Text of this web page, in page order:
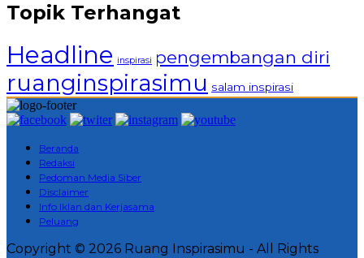
Topik Terhangat
Headline inspirasi pengembangan diri
ruanginspirasimu salam inspirasi
Beranda
Redaksi
Pedoman Media Siber
Disclaimer
Info Iklan dan Kerjasama
Peluang
Copyright © 2026 Ruang Inspirasimu - All Rights